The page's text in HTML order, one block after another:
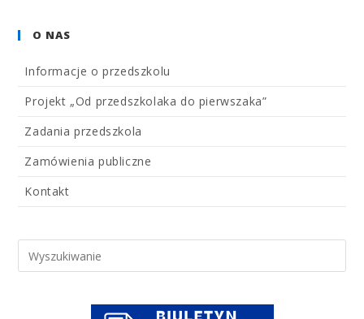
O NAS
Informacje o przedszkolu
Projekt „Od przedszkolaka do pierwszaka”
Zadania przedszkola
Zamówienia publiczne
Kontakt